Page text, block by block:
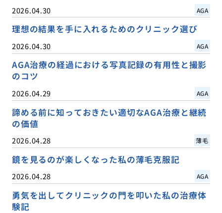
2026.04.30 AGA
理想の結果を手に入れるためのクリニック選び
2026.04.30 AGA
AGA治療の経過における写真記録の有用性と撮影
のコツ
2026.04.29 AGA
諦める前に知っておきたい適切なAGA治療と継続
の価値
2026.04.28 薄毛
鏡を見るのが楽しくなった私の薄毛克服記
2026.04.28 AGA
勇気を出してクリニックの門を叩いた私の治療体
験記